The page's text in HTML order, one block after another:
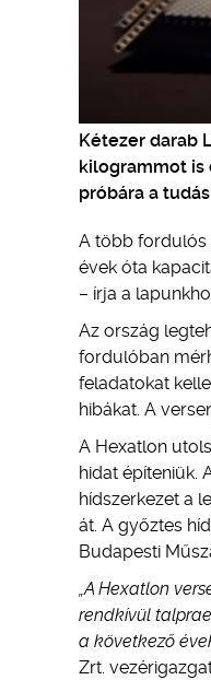
Kétezer darab
kilogrammot is
próbára a
A több fordulós
évek óta
– írja a
Az ország
fordulóban
feladatokat
hibákat. A
A Hexatlon
hidat építeniük.
hídszerkezet a
át. A győztes
Budapesti
„A Hexatlon
rendkívül
a következő
Zrt.